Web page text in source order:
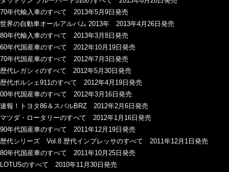
70年代輸入車のすべて 2013年5月9日発売
世界の自動車オールアルバム 2013年 2013年4月26日発売
80年代輸入車のすべて 2013年3月8日発売
60年代国産車のすべて 2012年10月19日発売
70年代国産車のすべて 2012年7月3日発売
歴代レガシィのすべて 2012年5月30日発売
歴代ポルシェ911のすべて 2012年4月19日発売
00年代国産車のすべて 2012年3月16日発売
速報！トヨタ86＆スバルBRZ 2012年2月6日発売
マツダ・ロータリーのすべて 2012年1月16日発売
90年代国産車のすべて 2011年12月19日発売
歴代シリーズ Vol.8 歴代インプレッサのすべて 2011年12月1日発売
80年代国産車のすべて 2011年10月25日発売
LOTUSのすべて 2010年11月30日発売